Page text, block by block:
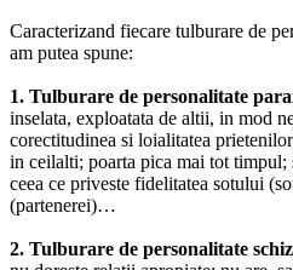
Caracterizand fiecare tulburare de
am putea spune:
1. Tulburare de personalitate
inselata, exploatata de altii, in mod
corectitudinea si loialitatea
in ceilalti; poarta pica mai tot
ceea ce priveste fidelitatea sotului
(partenerei)…
2. Tulburare de personalitate